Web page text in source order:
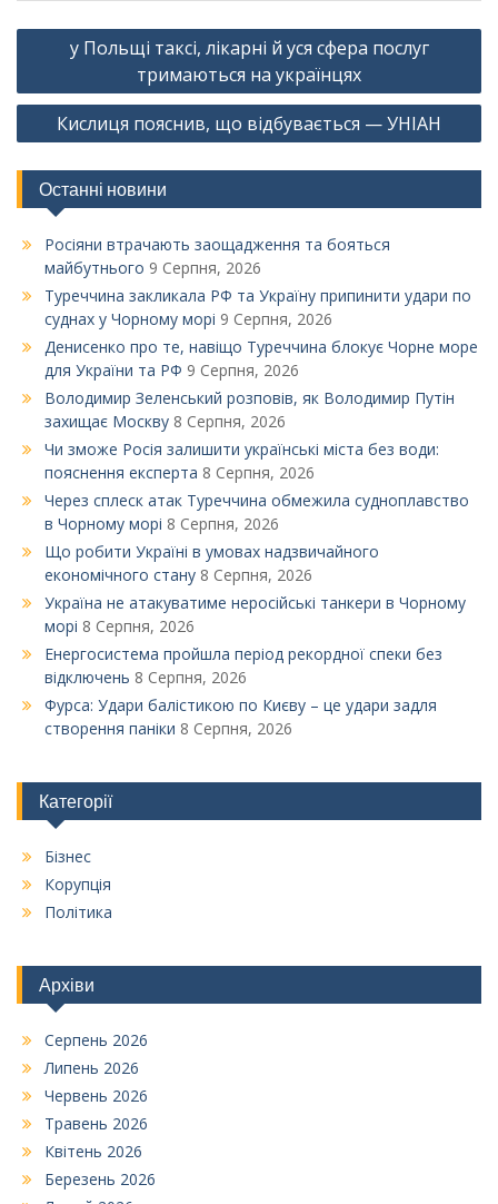
Навігація
записів
у Польщі таксі, лікарні й уся сфера послуг
тримаються на українцях
Кислиця пояснив, що відбувається — УНІАН
Останні новини
Росіяни втрачають заощадження та бояться
майбутнього 9 Серпня, 2026
Туреччина закликала РФ та Україну припинити удари по
суднах у Чорному морі 9 Серпня, 2026
Денисенко про те, навіщо Туреччина блокує Чорне море
для України та РФ 9 Серпня, 2026
Володимир Зеленський розповів, як Володимир Путін
захищає Москву 8 Серпня, 2026
Чи зможе Росія залишити українські міста без води:
пояснення експерта 8 Серпня, 2026
Через сплеск атак Туреччина обмежила судноплавство
в Чорному морі 8 Серпня, 2026
Що робити Україні в умовах надзвичайного
економічного стану 8 Серпня, 2026
Україна не атакуватиме неросійські танкери в Чорному
морі 8 Серпня, 2026
Енергосистема пройшла період рекордної спеки без
відключень 8 Серпня, 2026
Фурса: Удари балістикою по Києву – це удари задля
створення паніки 8 Серпня, 2026
Категорії
Бізнес
Корупція
Політика
Архіви
Серпень 2026
Липень 2026
Червень 2026
Травень 2026
Квітень 2026
Березень 2026